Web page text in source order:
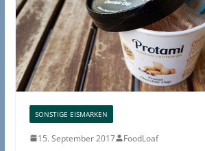
SONSTIGE EISMARKEN
15. September 2017 FoodLoaf